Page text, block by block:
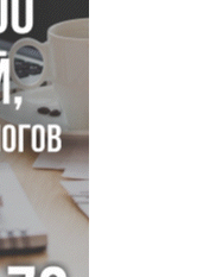
входа на